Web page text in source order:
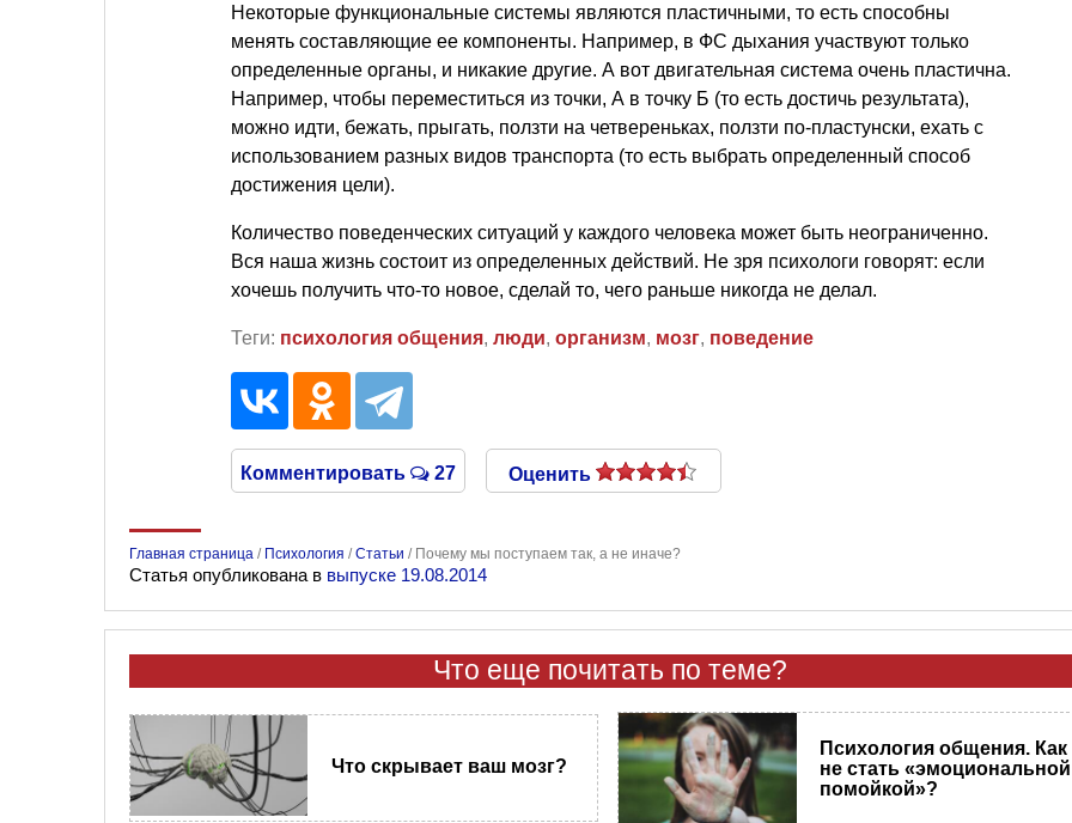
Некоторые функциональные системы являются пластичными, то есть способны
менять составляющие ее компоненты. Например, в ФС дыхания участвуют только
определенные органы, и никакие другие. А вот двигательная система очень пластична.
Например, чтобы переместиться из точки, А в точку Б (то есть достичь результата),
можно идти, бежать, прыгать, ползти на четвереньках, ползти по-пластунски, ехать с
использованием разных видов транспорта (то есть выбрать определенный способ
достижения цели).
Количество поведенческих ситуаций у каждого человека может быть неограниченно.
Вся наша жизнь состоит из определенных действий. Не зря психологи говорят: если
хочешь получить что-то новое, сделай то, чего раньше никогда не делал.
Теги: психология общения, люди, организм, мозг, поведение
Комментировать 27 Оценить
Главная страница / Психология /Статьи / Почему мы поступаем так, а не иначе?
Статья опубликована в выпуске 19.08.2014
Что еще почитать по теме?
Что скрывает ваш мозг?
Психология общения. Как
не стать «эмоциональной
помойкой»?